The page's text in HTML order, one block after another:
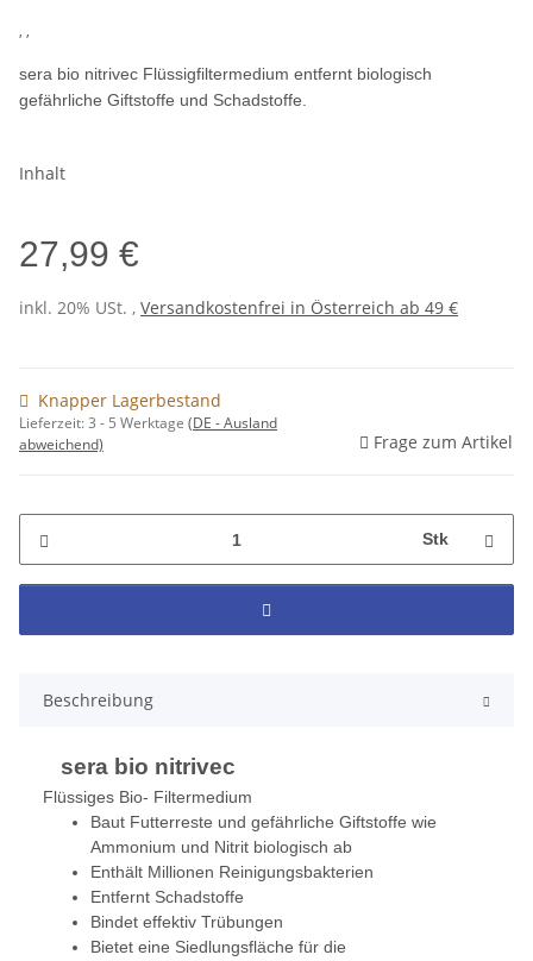
, ,
sera bio nitrivec Flüssigfiltermedium entfernt biologisch
gefährliche Giftstoffe und Schadstoffe.
Inhalt
27,99 €
inkl. 20% USt. , Versandkostenfrei in Österreich ab 49 €
Knapper Lagerbestand
Lieferzeit:3 - 5 Werktage (DE - Ausland
abweichend)
Frage zum Artikel
Stk
Beschreibung
sera bio nitrivec
Flüssiges Bio- Filtermedium
Baut Futterreste und gefährliche Giftstoffe wie
Ammonium und Nitrit biologisch ab
Enthält Millionen Reinigungsbakterien
Entfernt Schadstoffe
Bindet effektiv Trübungen
Bietet eine Siedlungsfläche für die